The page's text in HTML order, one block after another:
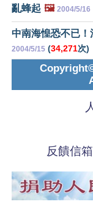
亂蜂起 🖼️ 2004/5/16
中南海惶恐不已
2004/5/15 (34,271次)
反饋信箱